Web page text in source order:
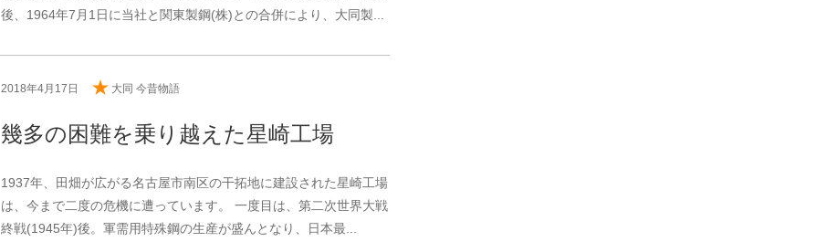
後、1964年7月1日に当社と関東製鋼(株)との合併により、大同製...
2018年4月17日 大同 今昔物語
幾多の困難を乗り越えた星崎工場
1937年、田畑が広がる名古屋市南区の干拓地に建設された星崎工場
は、今まで二度の危機に遭っています。 一度目は、第二次世界大戦
終戦(1945年)後。軍需用特殊鋼の生産が盛んとなり、日本最...